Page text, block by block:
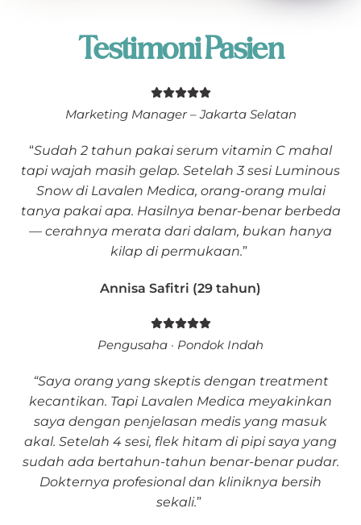
Testimoni Pasien
Marketing Manager – Jakarta Selatan
“Sudah 2 tahun pakai serum vitamin C mahal
tapi wajah masih gelap. Setelah 3 sesi Luminous
Snow di Lavalen Medica, orang-orang mulai
tanya pakai apa. Hasilnya benar-benar berbeda
— cerahnya merata dari dalam, bukan hanya
kilap di permukaan.”
Annisa Safitri (29 tahun)
Pengusaha · Pondok Indah
“Saya orang yang skeptis dengan treatment
kecantikan. Tapi Lavalen Medica meyakinkan
saya dengan penjelasan medis yang masuk
akal. Setelah 4 sesi, flek hitam di pipi saya yang
sudah ada bertahun-tahun benar-benar pudar.
Dokternya profesional dan kliniknya bersih
sekali.”